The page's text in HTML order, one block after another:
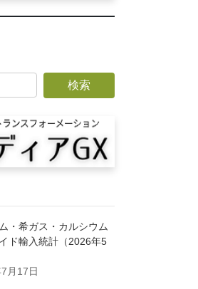
・希ガス・カルシウム
ド輸入統計（2026年5
月17日